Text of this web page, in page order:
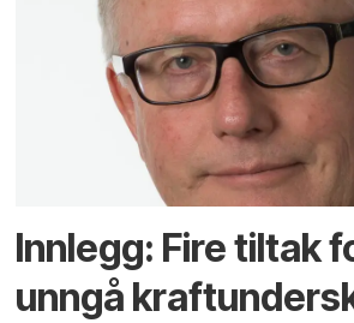
Innlegg: Fire tiltak
unngå